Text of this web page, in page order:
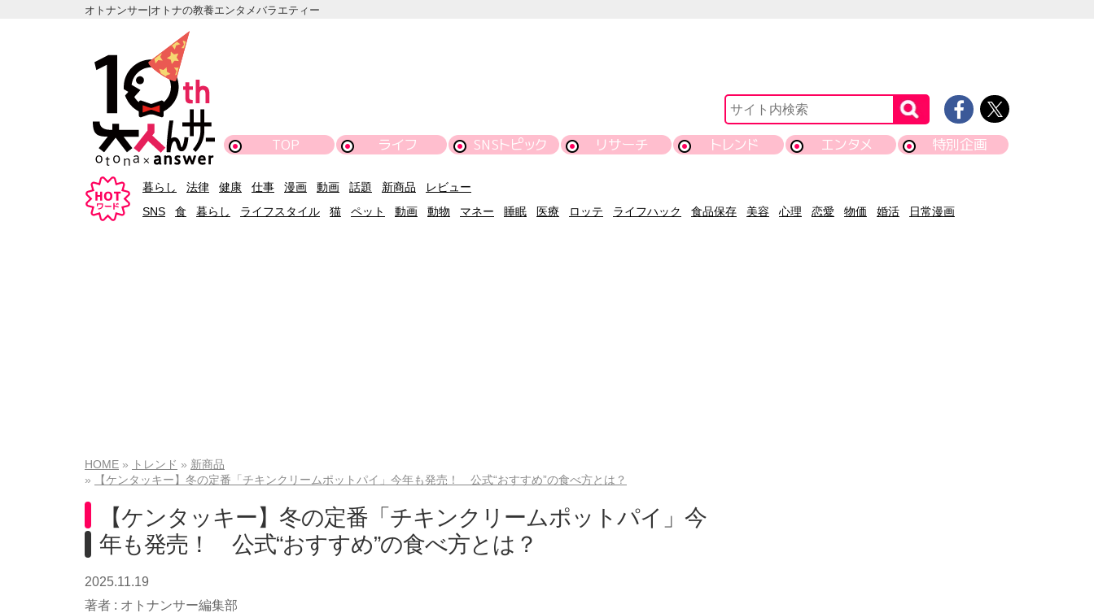
オトナンサー|オトナの教養エンタメバラエティー
TOP ライフ SNSトピック リサーチ トレンド エンタメ 特別企画
暮らし 法律 健康 仕事 漫画 動画 話題 新商品
レビュー
SNS
食 暮らし ライフスタイル 猫 ペット 動画 動物 マネー 睡眠 医療 ロッテ ライフハック 食品保存 美容 心理 恋愛 物価 婚活 日常漫画
HOME トレンド
新商品
【ケンタッキー】冬の定番「チキンクリームポットパイ」今年も発売！ 公式“おすすめ”の食べ方とは？
【ケンタッキー】冬の定番「チキンクリームポットパイ」今
年も発売！ 公式“おすすめ”の食べ方とは？
2025.11.19
著者 : オトナンサー編集部